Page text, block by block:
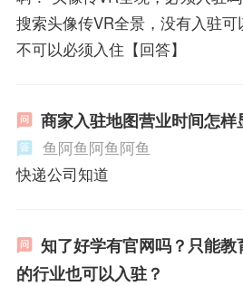
搜索头像传VR全景，没有入驻可
不可以必须入住【回答】
商家入驻地图营业时间怎样
鱼阿鱼阿鱼阿鱼
快递公司知道
知了好学有官网吗？只能
的行业也可以入驻？